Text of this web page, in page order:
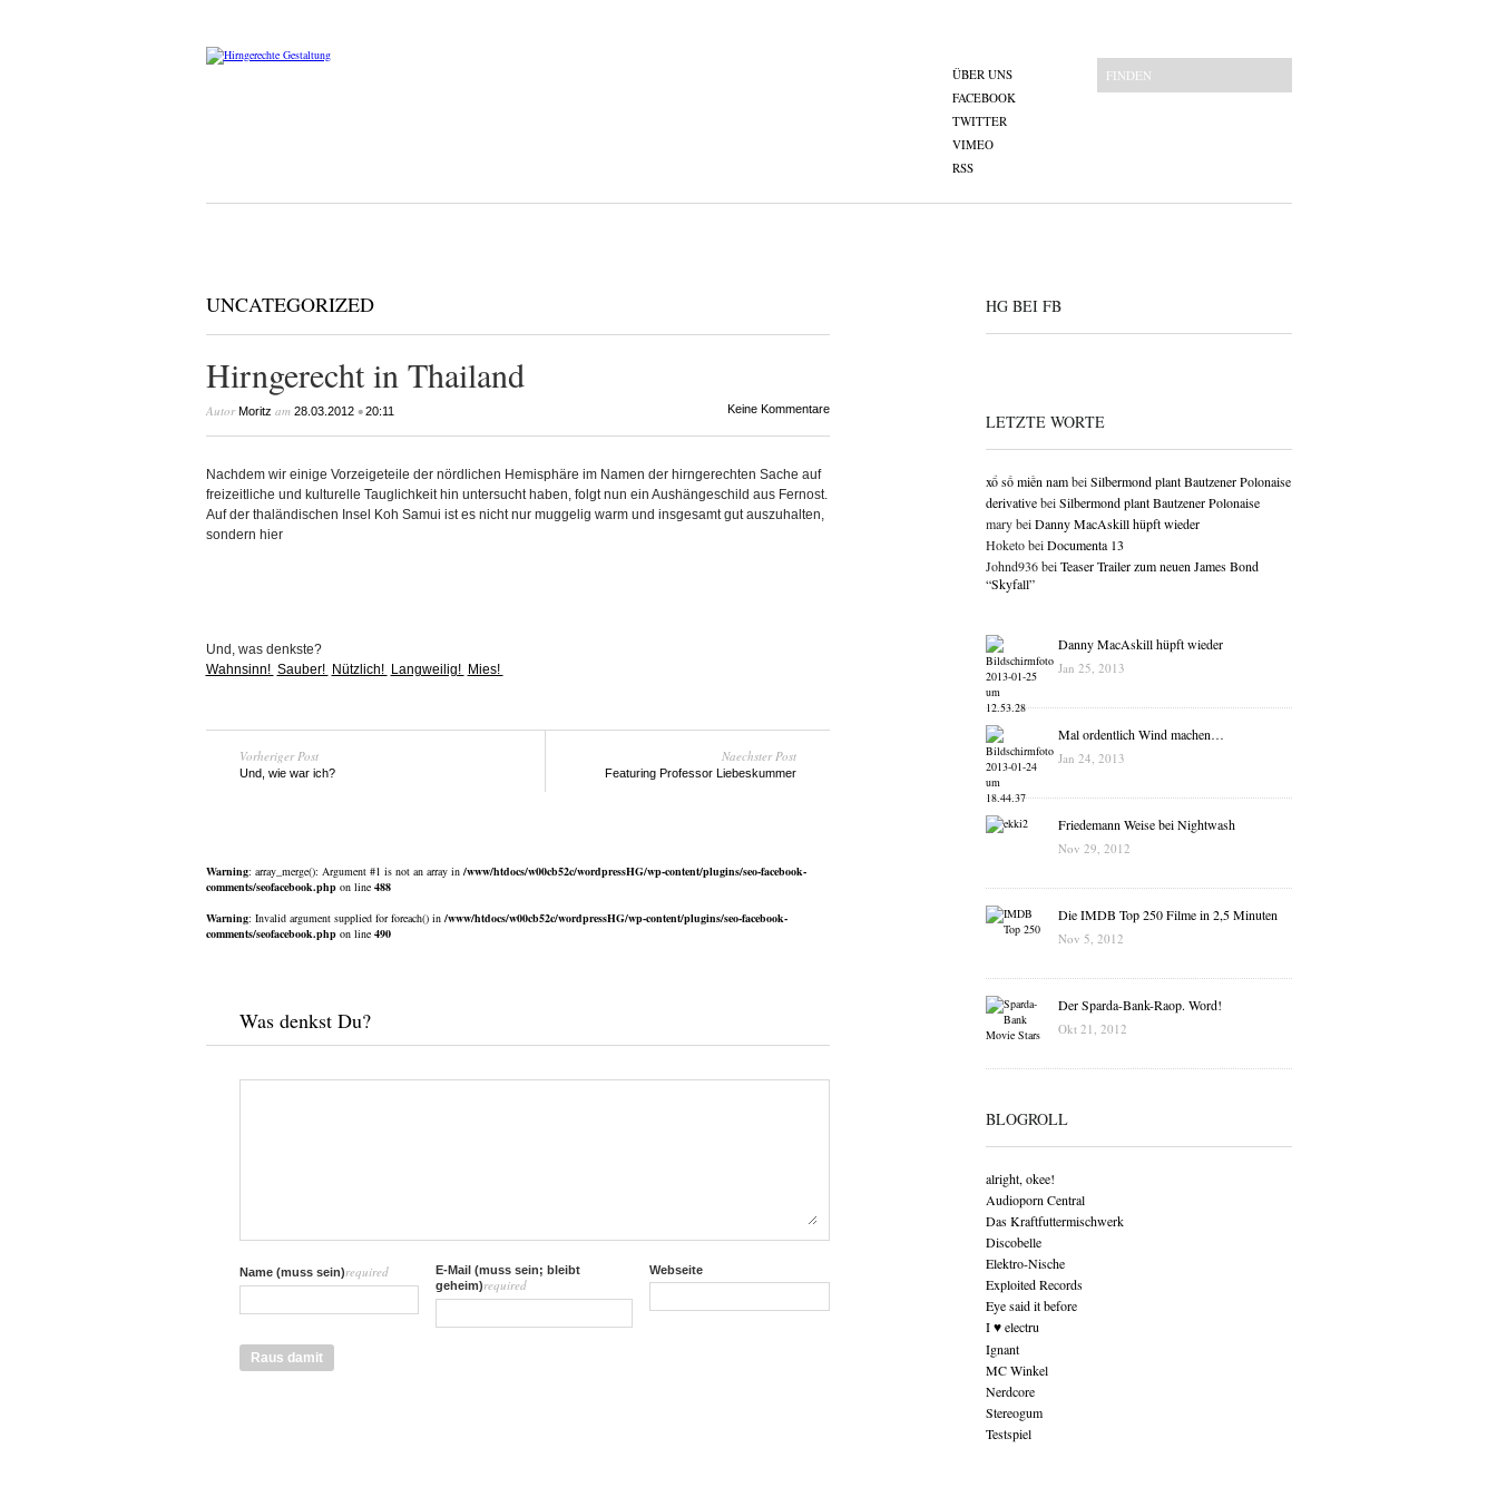
ÜBER UNS
FACEBOOK
TWITTER
VIMEO
RSS
UNCATEGORIZED
Hirngerecht in Thailand
AutorMoritz am 28.03.2012•20:11 Keine Kommentare
Nachdem wir einige Vorzeigeteile der nördlichen Hemisphäre im Namen der hirngerechten Sache auf
freizeitliche und kulturelle Tauglichkeit hin untersucht haben, folgt nun ein Aushängeschild aus Fernost.
Auf der thaländischen Insel Koh Samui ist es nicht nur muggelig warm und insgesamt gut auszuhalten,
sondern hier
Und, was denkste?
Wahnsinn! Sauber! Nützlich! Langweilig! Mies!
Vorheriger Post
Und, wie war ich?
Naechster Post
Featuring Professor Liebeskummer
Warning: array_merge(): Argument #1 is not an array in /www/htdocs/w00cb52c/wordpressHG/wp-content/plugins/seo-facebook-
comments/seofacebook.phpon line 488
Warning: Invalid argument supplied for foreach() in /www/htdocs/w00cb52c/wordpressHG/wp-content/plugins/seo-facebook-
comments/seofacebook.phpon line 490
Was denkst Du?
Name (muss sein)required
E-Mail (muss sein; bleibt
geheim)required
Webseite
HG BEI FB
LETZTE WORTE
xổ số miền nambeiSilbermond plant Bautzener Polonaise
derivativebeiSilbermond plant Bautzener Polonaise
mary beiDanny MacAskill hüpft wieder
Hoketo beiDocumenta 13
Johnd936 beiTeaser Trailer zum neuen James Bond
“Skyfall”
Danny MacAskill hüpft wieder
Jan 25, 2013
Mal ordentlich Wind machen…
Jan 24, 2013
Friedemann Weise bei Nightwash
Nov 29, 2012
Die IMDB Top 250 Filme in 2,5 Minuten
Nov 5, 2012
Der Sparda-Bank-Raop. Word!
Okt 21, 2012
BLOGROLL
alright, okee!
Audioporn Central
Das Kraftfuttermischwerk
Discobelle
Elektro-Nische
Exploited Records
Eye said it before
I ♥ electru
Ignant
MC Winkel
Nerdcore
Stereogum
Testspiel